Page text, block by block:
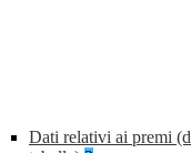
Dati relativi ai premi